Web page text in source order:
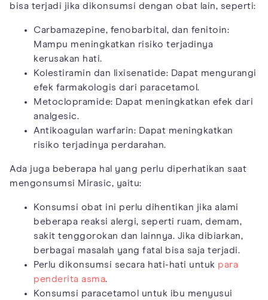
bisa terjadi jika dikonsumsi dengan obat lain, seperti:
Carbamazepine, fenobarbital, dan fenitoin:
Mampu meningkatkan risiko terjadinya
kerusakan hati.
Kolestiramin dan lixisenatide: Dapat mengurangi
efek farmakologis dari paracetamol.
Metoclopramide: Dapat meningkatkan efek dari
analgesic.
Antikoagulan warfarin: Dapat meningkatkan
risiko terjadinya perdarahan.
Ada juga beberapa hal yang perlu diperhatikan saat
mengonsumsi Mirasic, yaitu:
Konsumsi obat ini perlu dihentikan jika alami
beberapa reaksi alergi, seperti ruam, demam,
sakit tenggorokan dan lainnya. Jika dibiarkan,
berbagai masalah yang fatal bisa saja terjadi.
Perlu dikonsumsi secara hati-hati untuk para
penderita asma.
Konsumsi paracetamol untuk ibu menyusui